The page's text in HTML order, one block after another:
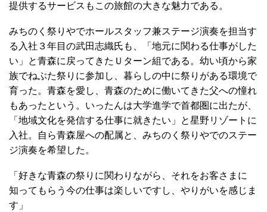
提供するサービスもこの旅館の大きな魅力である。
みちのく祭りやでホールスタッフ兼ステージ演奏を担当す
る入社３年目の武田志織氏も、「地元に関わる仕事がした
い」と青森に戻ってきたＵターン組である。幼い頃から家
族でねぶた祭りに参加し、暮らしの中に祭りがある環境で
育った。青森を愛し、青森のために働いてきた父への憧れ
もあったという。いったんは大学進学で首都圏に出たが、
「地域文化を発信する仕事に就きたい」と星野リゾートに
入社。自ら青森屋への配属と、みちのく祭りやでのステー
ジ演奏を希望した。
「好きな青森の祭りに関わりながら、それをお客さまに
知ってもらう今の仕事は楽しいですし、やりがいを感じま
す」